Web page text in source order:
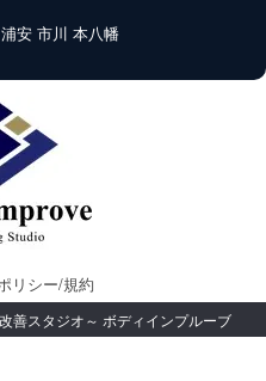
浦安 市川 本八幡
リシー/規約
善スタジオ～ ボディインプルーブ